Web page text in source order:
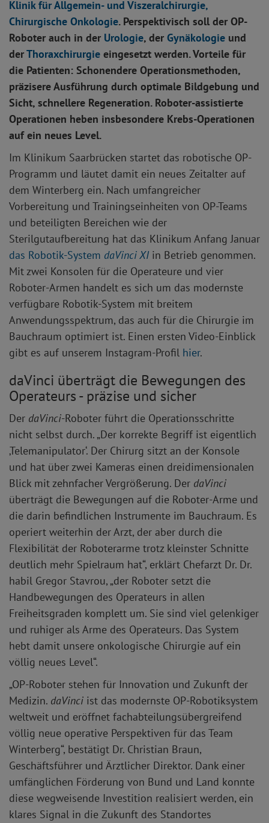
Klinik für Allgemein- und Viszeralchirurgie,
Chirurgische Onkologie. Perspektivisch soll der OP-
Roboter auch in der Urologie, der Gynäkologie und
derThoraxchirurgie eingesetzt werden. Vorteile für
die Patienten: Schonendere Operationsmethoden,
präzisere Ausführung durch optimale Bildgebung und
Sicht, schnellere Regeneration. Roboter-assistierte
Operationen heben insbesondere Krebs-Operationen
auf ein neues Level.
Im Klinikum Saarbrücken startet das robotische OP-
Programm und läutet damit ein neues Zeitalter auf
dem Winterberg ein. Nach umfangreicher
Vorbereitung und Trainingseinheiten von OP-Teams
und beteiligten Bereichen wie der
Sterilgutaufbereitung hat das Klinikum Anfang Januar
das Robotik-System daVinci XI in Betrieb genommen.
Mit zwei Konsolen für die Operateure und vier
Roboter-Armen handelt es sich um das modernste
verfügbare Robotik-System mit breitem
Anwendungsspektrum, das auch für die Chirurgie im
Bauchraum optimiert ist. Einen ersten Video-Einblick
gibt es auf unserem Instagram-Profil hier.
daVinci überträgt die Bewegungen des
Operateurs - präzise und sicher
Der daVinci-Roboter führt die Operationsschritte
nicht selbst durch. „Der korrekte Begriff ist eigentlich
‚Telemanipulator‘. Der Chirurg sitzt an der Konsole
und hat über zwei Kameras einen dreidimensionalen
Blick mit zehnfacher Vergrößerung. Der daVinci
überträgt die Bewegungen auf die Roboter-Arme und
die darin befindlichen Instrumente im Bauchraum. Es
operiert weiterhin der Arzt, der aber durch die
Flexibilität der Roboterarme trotz kleinster Schnitte
deutlich mehr Spielraum hat“, erklärt Chefarzt Dr. Dr.
habil Gregor Stavrou, „der Roboter setzt die
Handbewegungen des Operateurs in allen
Freiheitsgraden komplett um. Sie sind viel gelenkiger
und ruhiger als Arme des Operateurs. Das System
hebt damit unsere onkologische Chirurgie auf ein
völlig neues Level“.
„OP-Roboter stehen für Innovation und Zukunft der
Medizin. daVinci ist das modernste OP-Robotiksystem
weltweit und eröffnet fachabteilungsübergreifend
völlig neue operative Perspektiven für das Team
Winterberg“, bestätigt Dr. Christian Braun,
Geschäftsführer und Ärztlicher Direktor. Dank einer
umfänglichen Förderung von Bund und Land konnte
diese wegweisende Investition realisiert werden, ein
klares Signal in die Zukunft des Standortes